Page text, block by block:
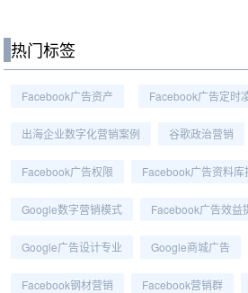
热门标签
Facebook广告资产 Facebook广告定时
出海企业数字化营销案例 谷歌政治营销
Facebook广告权限 Facebook广告资料库
Google数字营销模式 Facebook广告效益
Google广告设计专业 Google商城广告
Facebook钢材营销 Facebook营销群